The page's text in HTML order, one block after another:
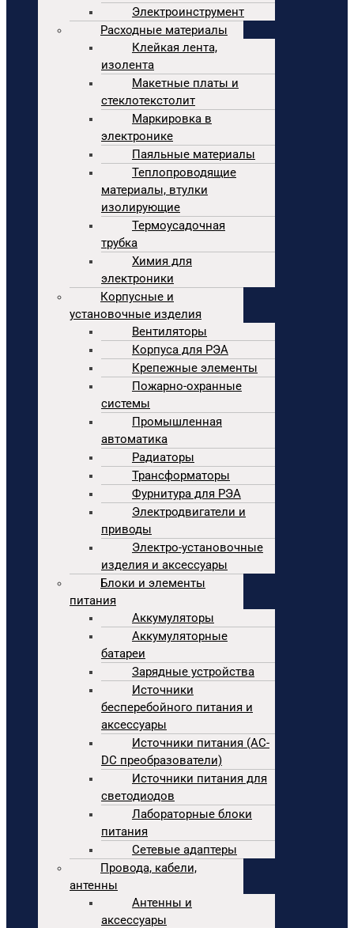
Электроинструмент
Расходные материалы
Клейкая лента,
изолента
Макетные платы и
стеклотекстолит
Маркировка в
электронике
Паяльные материалы
Теплопроводящие
материалы, втулки
изолирующие
Термоусадочная
трубка
Химия для
электроники
Корпусные и
установочные изделия
Вентиляторы
Корпуса для РЭА
Крепежные элементы
Пожарно-охранные
системы
Промышленная
автоматика
Радиаторы
Трансформаторы
Фурнитура для РЭА
Электродвигатели и
приводы
Электро-установочные
изделия и аксессуары
Блоки и элементы
питания
Аккумуляторы
Аккумуляторные
батареи
Зарядные устройства
Источники
бесперебойного питания и
аксессуары
Источники питания (AC-
DC преобразователи)
Источники питания для
светодиодов
Лабораторные блоки
питания
Сетевые адаптеры
Провода, кабели,
антенны
Антенны и
аксессуары